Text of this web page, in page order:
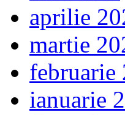
aprilie
martie
februarie
ianuarie